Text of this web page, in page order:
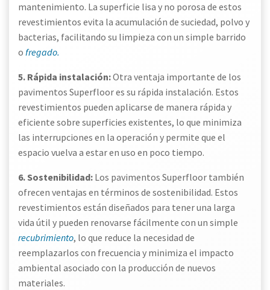
mantenimiento. La superficie lisa y no porosa de estos
revestimientos evita la acumulación de suciedad, polvo y
bacterias, facilitando su limpieza con un simple barrido
o fregado.
5. Rápida instalación:Otra ventaja importante de los
pavimentos Superfloor es su rápida instalación. Estos
revestimientos pueden aplicarse de manera rápida y
eficiente sobre superficies existentes, lo que minimiza
las interrupciones en la operación y permite que el
espacio vuelva a estar en uso en poco tiempo.
6. Sostenibilidad: Los pavimentos Superfloor también
ofrecen ventajas en términos de sostenibilidad. Estos
revestimientos están diseñados para tener una larga
vida útil y pueden renovarse fácilmente con un simple
recubrimiento, lo que reduce la necesidad de
reemplazarlos con frecuencia y minimiza el impacto
ambiental asociado con la producción de nuevos
materiales.